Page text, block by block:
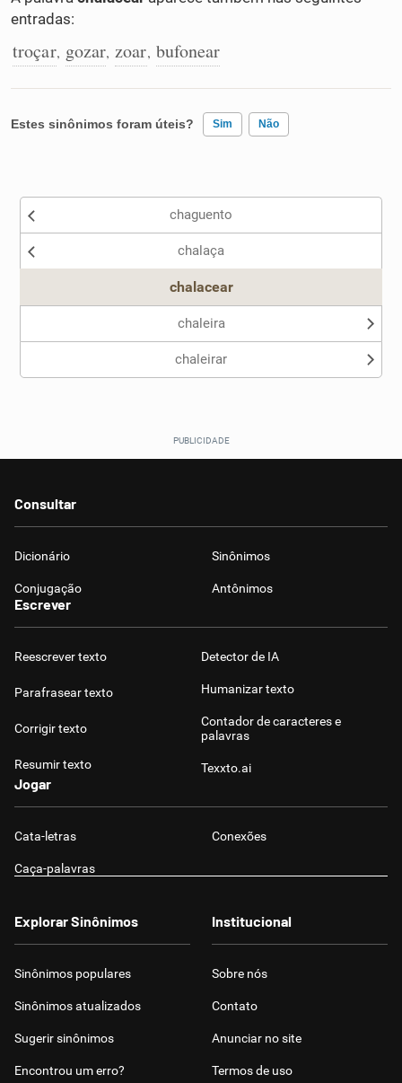
entradas:
troçar, gozar, zoar, bufonear
Estes sinônimos foram úteis? Sim Não
Nenhum dos sinônimos apresentados me ajudou
chaguento
chalaça
chalacear
chaleira
chaleirar
Consultar
Dicionário Sinônimos
Conjugação Antônimos
Escrever
Reescrever texto
Parafrasear texto
Corrigir texto
Resumir texto
Detector de IA
Humanizar texto
Contador de caracteres e
palavras
Texxto.ai
Jogar
Cata-letras Conexões
Caça-palavras
Explorar Sinônimos
Sinônimos populares
Sinônimos atualizados
Sugerir sinônimos
Encontrou um erro?
Institucional
Sobre nós
Contato
Anunciar no site
Termos de uso